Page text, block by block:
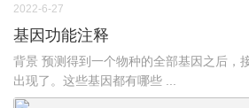
2022-6-27
基因功能注释
背景 预测得到一个物种的全部基因之后，
出现了。这些基因都有哪些 ...